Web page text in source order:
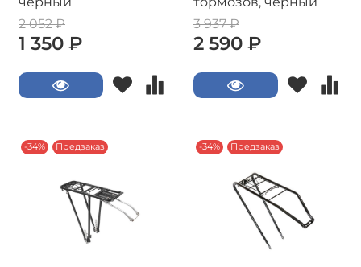
2 052 ₽
1 350 ₽
3 937 ₽
2 590 ₽
-34% Предзаказ -34% Предзаказ